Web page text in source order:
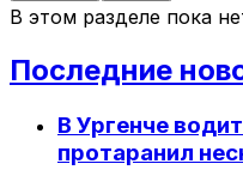
В этом разделе пока
Последние
В Ургенче
протаранил